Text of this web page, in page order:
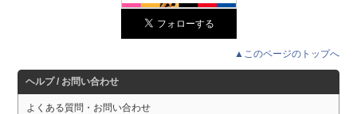
▲このページのトップへ
ヘルプ / お問い合わせ
よくある質問・お問い合わせ